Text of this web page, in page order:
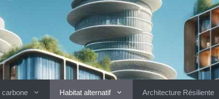
carbone Habitat alternatif Architecture Résiliente